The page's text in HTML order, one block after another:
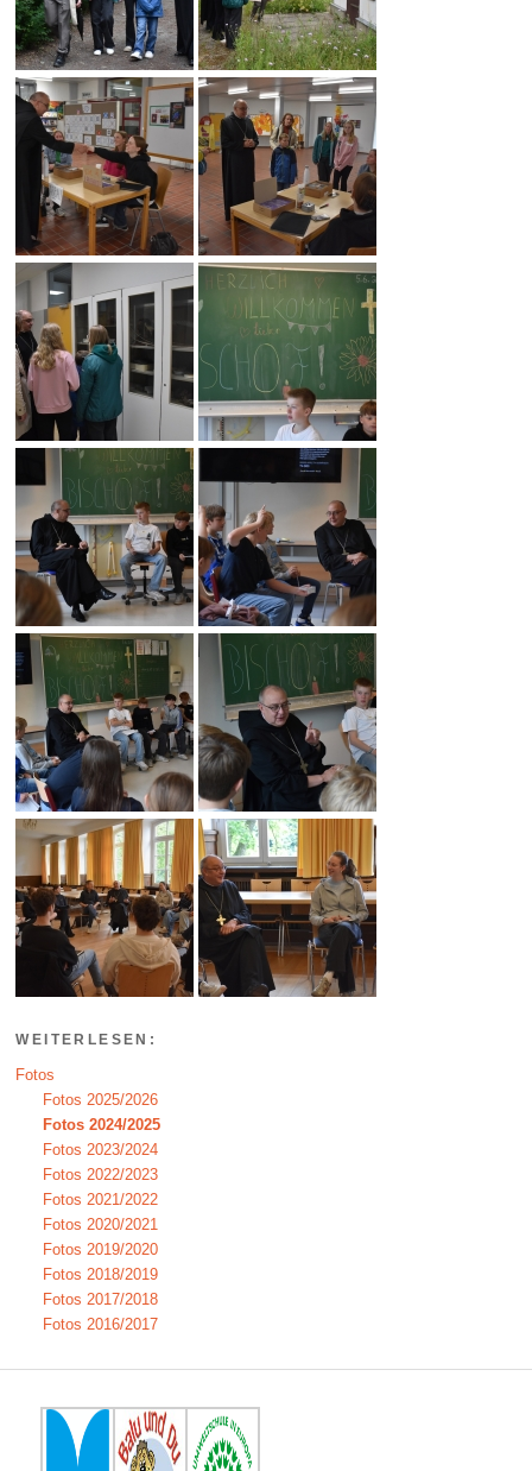
WEITERLESEN:
Fotos
Fotos 2025/2026
Fotos 2024/2025
Fotos 2023/2024
Fotos 2022/2023
Fotos 2021/2022
Fotos 2020/2021
Fotos 2019/2020
Fotos 2018/2019
Fotos 2017/2018
Fotos 2016/2017